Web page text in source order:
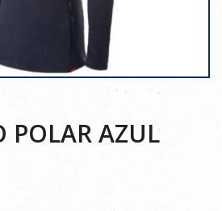
POLAR AZUL